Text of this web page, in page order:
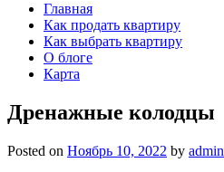
Главная
Как продать квартиру
Как выбрать квартиру
О блоге
Карта
Дренажные колодцы
Posted on Ноябрь 10, 2022 by admin